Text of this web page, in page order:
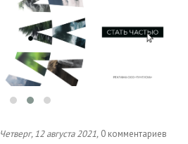
Четверг, 12 августа 2021, 0 комментариев